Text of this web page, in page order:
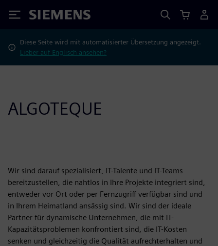
Siemens
Diese Seite wird mit automatisierter Übersetzung angezeigt.
Lieber auf Englisch ansehen?
ALGOTEQUE
Wir sind darauf spezialisiert, IT-Talente und IT-Teams
bereitzustellen, die nahtlos in Ihre Projekte integriert sind,
entweder vor Ort oder per Fernzugriff verfügbar sind und
in Ihrem Heimatland ansässig sind. Wir sind der ideale
Partner für dynamische Unternehmen, die mit IT-
Kapazitätsproblemen konfrontiert sind, die IT-Kosten
senken und gleichzeitig die Qualität aufrechterhalten und